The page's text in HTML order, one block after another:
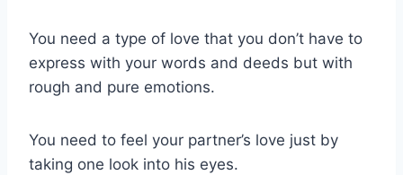
You need a type of love that you don’t have to
express with your words and deeds but with
rough and pure emotions.
You need to feel your partner’s love just by
taking one look into his eyes.